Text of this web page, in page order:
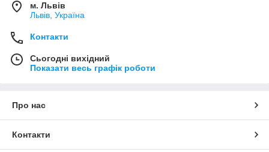
м. Львів
Львів, Україна
Контакти
Сьогодні вихідний
Показати весь графік роботи
Про нас
Контакти